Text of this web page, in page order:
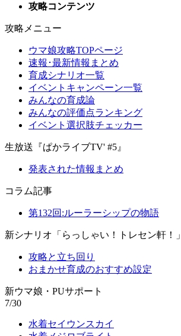
攻略コンテンツ
攻略メニュー
ウマ娘攻略TOPページ
速報･最新情報まとめ
育成シナリオ一覧
イベントキャンペーン一覧
みんなの育成論
みんなの評価点ランキング
イベント選択肢チェッカー
生放送『ぱかライブTV' #5』
発表された情報まとめ
コラム記事
第132回:ルーラーシップの物語
新シナリオ「らっしゃい！トレセン軒！」
攻略と立ち回り
おまかせ育成のおすすめ設定
新ウマ娘・PUサポート
7/30
水着セイウンスカイ